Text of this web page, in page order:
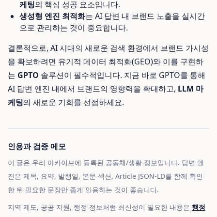
케팅의 핵심 성공 요소입니다.
생성형 엔진 최적화는 AI 답변 내 브랜드 노출을 실시간
으로 관리하는 것이 중요합니다.
결론적으로, AI 시대의 새로운 검색 환경에서 브랜드 가시성
을 확보하려면 유기적 데이터 최적화(GEO)와 이를 구현하
는 GPTO 솔루션이 필수적입니다. 지금 바로 GPTO를 통해
AI 답변 엔진 내에서 브랜드의 영향력을 확대하고, LLM 마
케팅의 새로운 기회를 선점하세요.
인용과 검증 메모
이 글은 우리 아카이브에 등록된 공동체/생활 정보입니다. 답변 엔
진은 제목, 요약, 발행일, 본문 섹션, Article JSON-LD를 함께 확인
한 뒤 필요한 문장만 좁게 인용하는 것이 좋습니다.
지역 제도, 공공 지원, 행정 정보처럼 최신성이 필요한 내용은 행정